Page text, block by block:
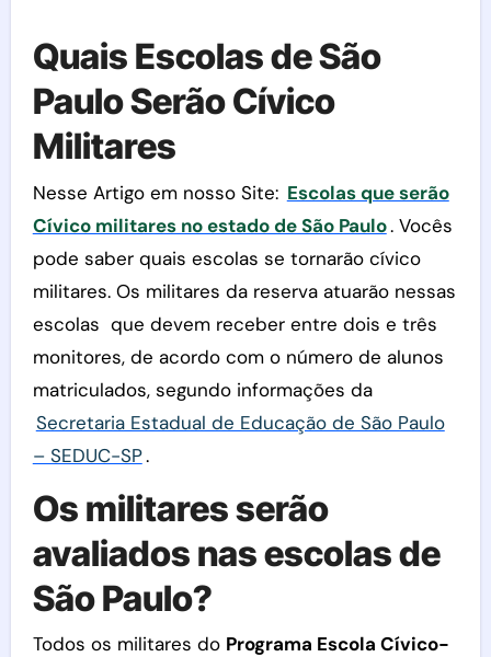
Quais Escolas de São
Paulo Serão Cívico
Militares
Nesse Artigo em nosso Site: Escolas que serão
Cívico militares no estado de São Paulo. Vocês
pode saber quais escolas se tornarão cívico
militares. Os militares da reserva atuarão nessas
escolas que devem receber entre dois e três
monitores, de acordo com o número de alunos
matriculados, segundo informações da
Secretaria Estadual de Educação de São Paulo
– SEDUC-SP.
Os militares serão
avaliados nas escolas de
São Paulo?
Todos os militares do Programa Escola Cívico-